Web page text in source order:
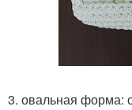
3. овальная форма: